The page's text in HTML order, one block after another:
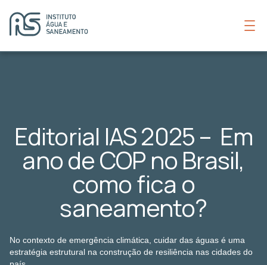
Editorial IAS 2025 – Em
ano de COP no Brasil,
como fica o
saneamento?
No contexto de emergência climática, cuidar das águas é uma
estratégia estrutural na construção de resiliência nas cidades do